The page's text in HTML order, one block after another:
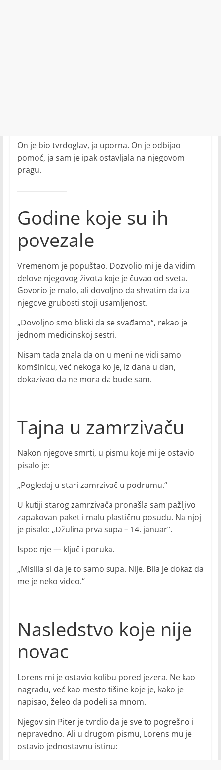
On je bio tvrdoglav, ja uporna. On je odbijao
pomoć, ja sam je ipak ostavljala na njegovom
pragu.
Godine koje su ih
povezale
Vremenom je popuštao. Dozvolio mi je da vidim
delove njegovog života koje je čuvao od sveta.
Govorio je malo, ali dovoljno da shvatim da iza
njegove grubosti stoji usamljenost.
„Dovoljno smo bliski da se svađamo“, rekao je
jednom medicinskoj sestri.
Nisam tada znala da on u meni ne vidi samo
komšinicu, već nekoga ko je, iz dana u dan,
dokazivao da ne mora da bude sam.
Tajna u zamrzivaču
Nakon njegove smrti, u pismu koje mi je ostavio
pisalo je:
„Pogledaj u stari zamrzivač u podrumu.“
U kutiji starog zamrzivača pronašla sam pažljivo
zapakovan paket i malu plastičnu posudu. Na njoj
je pisalo: „Džulina prva supa – 14. januar“.
Ispod nje — ključ i poruka.
„Mislila si da je to samo supa. Nije. Bila je dokaz da
me je neko video.“
Nasledstvo koje nije
novac
Lorens mi je ostavio kolibu pored jezera. Ne kao
nagradu, već kao mesto tišine koje je, kako je
napisao, želeo da podeli sa mnom.
Njegov sin Piter je tvrdio da je sve to pogrešno i
nepravedno. Ali u drugom pismu, Lorens mu je
ostavio jednostavnu istinu: